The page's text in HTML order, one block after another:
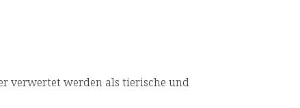
verwertet werden als tierische und